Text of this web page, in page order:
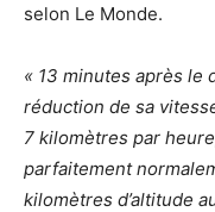
selon Le Monde.
« 13 minutes après le
réduction de sa
7 kilomètres par
parfaitement
kilomètres d’altitude